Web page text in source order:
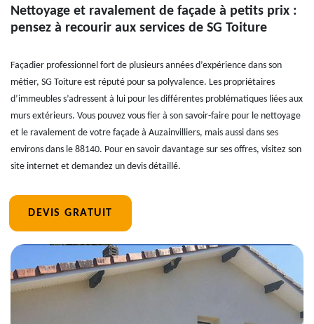
Nettoyage et ravalement de façade à petits prix :
pensez à recourir aux services de SG Toiture
Façadier professionnel fort de plusieurs années d’expérience dans son
métier, SG Toiture est réputé pour sa polyvalence. Les propriétaires
d’immeubles s’adressent à lui pour les différentes problématiques liées aux
murs extérieurs. Vous pouvez vous fier à son savoir-faire pour le nettoyage
et le ravalement de votre façade à Auzainvilliers, mais aussi dans ses
environs dans le 88140. Pour en savoir davantage sur ses offres, visitez son
site internet et demandez un devis détaillé.
DEVIS GRATUIT